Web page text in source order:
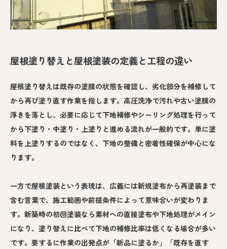
屋根塗り替えと屋根塗装の定義と工程の違い
屋根塗り替えは既存の塗膜の状態を確認し、劣化部分を補修して
から再び塗り直す作業を指します。高圧洗浄で汚れや古い塗膜の
浮きを落とし、必要に応じて下地補修やシーリング処理を行って
から下塗り・中塗り・上塗りと進める流れが一般的です。単に塗
料を上塗りするのではなく、下地の整備と密着性確保が中心にな
ります。
一方で屋根塗装という表現は、広義には新規塗布から再塗装まで
含む言葉で、施工範囲や前提条件によって意味合いが変わりま
す。新築時の初回塗装なら素材への直接塗布や下地処理がメイン
になり、塗り替えに比べて下地の補修比率は低くなる場合が多い
です。要するに作業の出発点が「新品に塗るか」「既存を直す